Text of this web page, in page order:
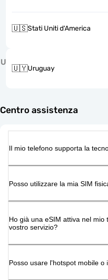
🇺🇸Stati Uniti d'America
U
🇺🇾Uruguay
Centro assistenza
Il mio telefono supporta la
Posso utilizzare la mia SIM
Ho già una eSIM attiva nel mio
vostro servizio?
Posso usare l'hotspot mobile